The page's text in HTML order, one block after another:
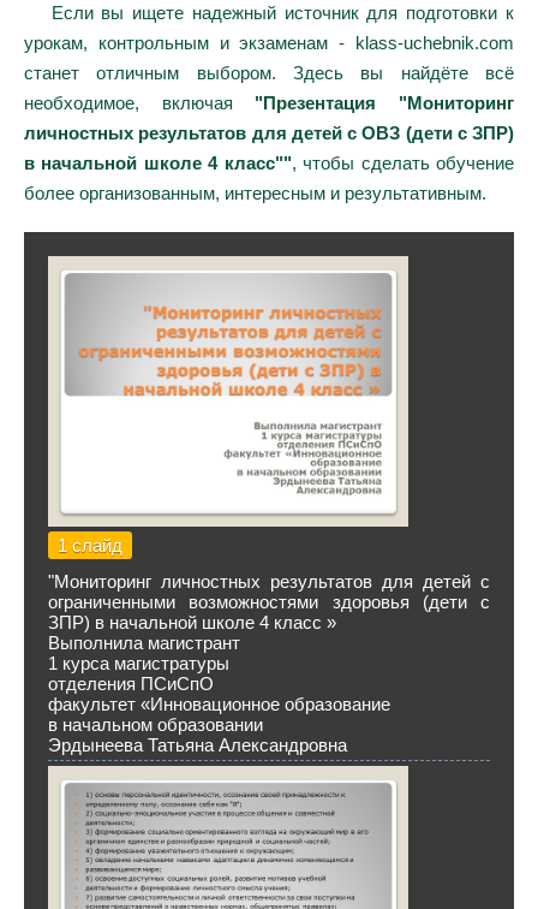
Если вы ищете надежный источник для подготовки к
урокам, контрольным и экзаменам - klass-uchebnik.com
станет отличным выбором. Здесь вы найдёте всё
необходимое, включая "Презентация "Мониторинг
личностных результатов для детей с ОВЗ (дети с ЗПР)
в начальной школе 4 класс"", чтобы сделать обучение
более организованным, интересным и результативным.
1 слайд
"Мониторинг личностных результатов для детей с
ограниченными возможностями здоровья (дети с
ЗПР) в начальной школе 4 класс »
Выполнила магистрант
1 курса магистратуры
отделения ПСиСпО
факультет «Инновационное образование
в начальном образовании
Эрдынеева Татьяна Александровна